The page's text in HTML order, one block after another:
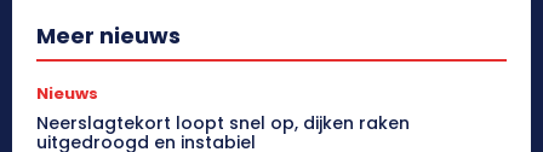
Meer nieuws
Nieuws
Neerslagtekort loopt snel op, dijken raken
uitgedroogd en instabiel